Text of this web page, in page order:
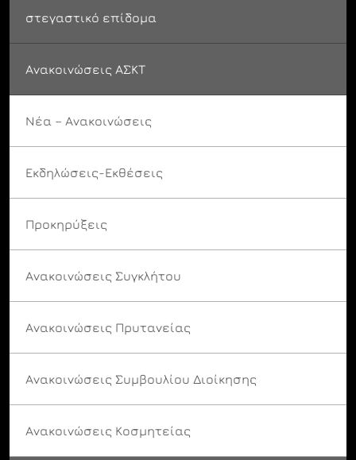
στεγαστικό επίδομα
Ανακοινώσεις ΑΣΚΤ
Νέα – Ανακοινώσεις
Εκδηλώσεις-Εκθέσεις
Προκηρύξεις
Ανακοινώσεις Συγκλήτου
Ανακοινώσεις Πρυτανείας
Ανακοινώσεις Συμβουλίου Διοίκησης
Ανακοινώσεις Κοσμητείας